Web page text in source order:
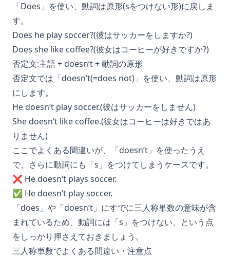
「Does」を使い、動詞は原形(sをつけない形)に戻しま
す。
Does he play soccer?(彼はサッカーをしますか?)
Does she like coffee?(彼女はコーヒーが好きですか?)
否定文:主語 + doesn’t + 動詞の原形
否定文では「doesn’t(=does not)」を使い、動詞は原形
にします。
He doesn’t play soccer.(彼はサッカーをしません)
She doesn’t like coffee.(彼女はコーヒーは好きではあ
りません)
ここでよくある間違いが、「doesn’t」を使ったうえ
で、さらに動詞にも「s」をつけてしまうケースです。
❌ He doesn’t plays soccer.
✅ He doesn’t play soccer.
「does」や「doesn’t」にすでに三人称単数の意味が含
まれているため、動詞には「s」をつけない、という点
をしっかり押さえておきましょう。
三人称単数でよくある間違い・注意点